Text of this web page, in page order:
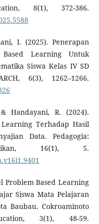
8(1), 372-386.
I. (2025). Penerapan
Learning Untuk
Siswa Kelas IV SD
6(3), 1262–1266.
Handayani, R. (2024).
Terhadap Hasil
Data. Pedagogia:
16(1), 5.
Problem Based Learning
Siswa Mata Pelajaran
Baubau. Cokroaminoto
3(1), 48-59.